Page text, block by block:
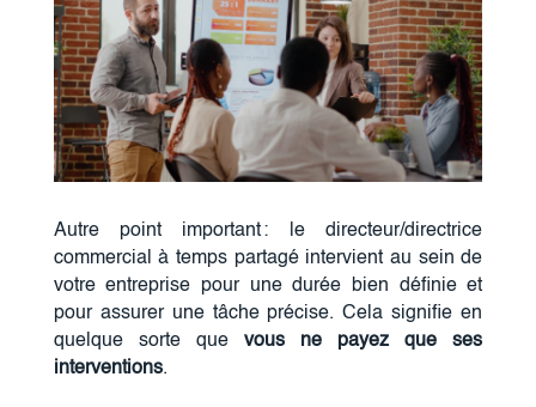
Autre point important : le directeur/directrice
commercial à temps partagé intervient au sein de
votre entreprise pour une durée bien définie et
pour assurer une tâche précise. Cela signifie en
quelque sorte que vous ne payez que ses
interventions.